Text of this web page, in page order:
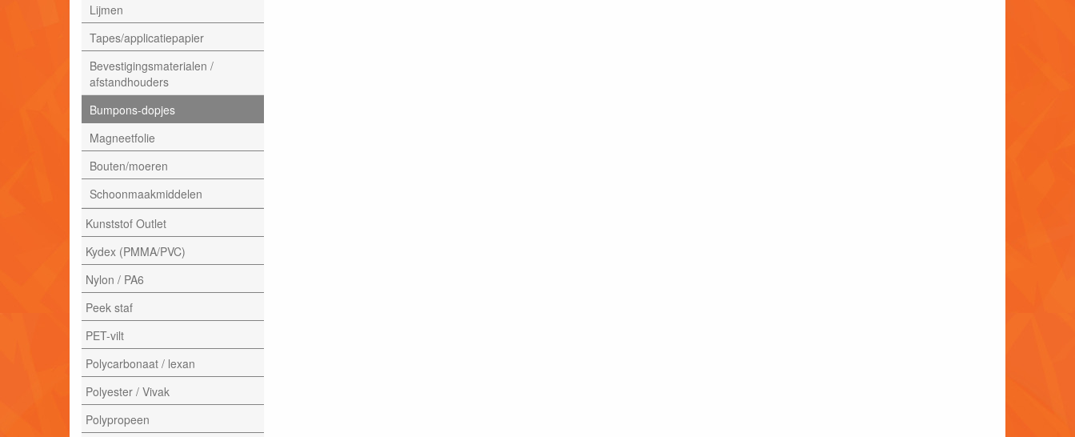
Lijmen
Tapes/applicatiepapier
Bevestigingsmaterialen /
afstandhouders
Bumpons-dopjes
Magneetfolie
Bouten/moeren
Schoonmaakmiddelen
Kunststof Outlet
Kydex (PMMA/PVC)
Nylon / PA6
Peek staf
PET-vilt
Polycarbonaat / lexan
Polyester / Vivak
Polypropeen